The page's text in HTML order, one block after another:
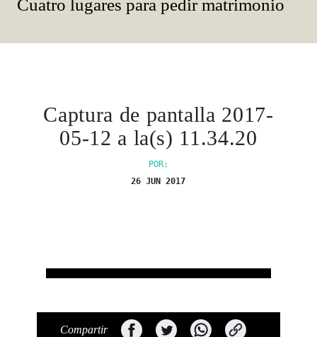
Cuatro lugares para pedir matrimonio
Captura de pantalla 2017-
05-12 a la(s) 11.34.20
POR:
26 JUN 2017
Compartir